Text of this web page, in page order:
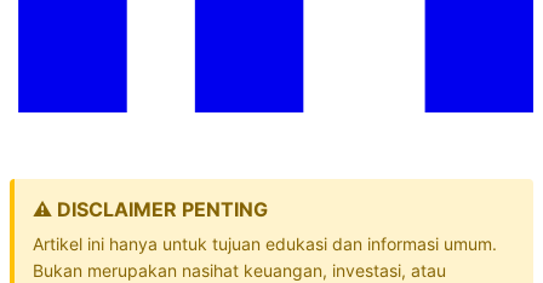
⚠️ DISCLAIMER PENTING
Artikel ini hanya untuk tujuan edukasi dan informasi umum.
Bukan merupakan nasihat keuangan, investasi, atau